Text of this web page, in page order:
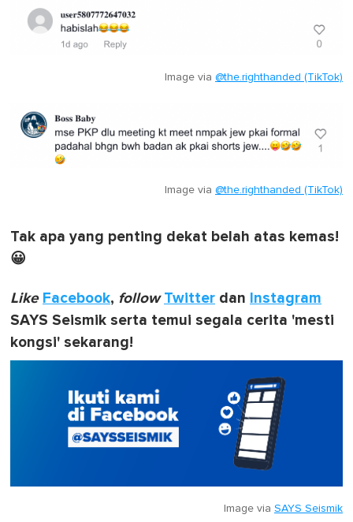
Image via @the.righthanded (TikTok)
Image via @the.righthanded (TikTok)
Tak apa yang penting dekat belah atas kemas!
😀
Like Facebook, follow Twitter dan Instagram
SAYS Seismik serta temui segala cerita 'mesti
kongsi' sekarang!
Image via SAYS Seismik